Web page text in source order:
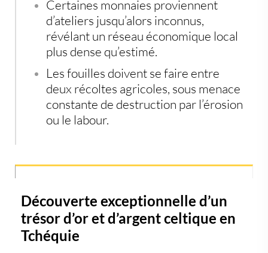
Certaines monnaies proviennent
d’ateliers jusqu’alors inconnus,
révélant un réseau économique local
plus dense qu’estimé.
Les fouilles doivent se faire entre
deux récoltes agricoles, sous menace
constante de destruction par l’érosion
ou le labour.
Découverte exceptionnelle d’un
trésor d’or et d’argent celtique en
Tchéquie